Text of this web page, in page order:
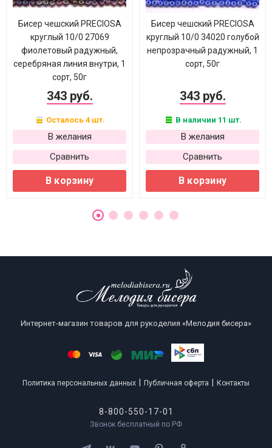
Бисер чешский PRECIOSA
круглый 10/0 27069
фиолетовый радужный,
серебряная линия внутри, 1
сорт, 50г
343 руб.
Осталось 4 шт.
В желания
Сравнить
В корзину
Бисер чешский PRECIOSA
круглый 10/0 34020 голубой
непрозрачный радужный, 1
сорт, 50г
343 руб.
В наличии 11 шт.
В желания
Сравнить
В корзину
Интернет-магазин товаров для рукоделия «Мелодия бисера»
Политика персональных данных Публичная оферта Контакты
8-800-550-17-01
Звонок бесплатный по РФ